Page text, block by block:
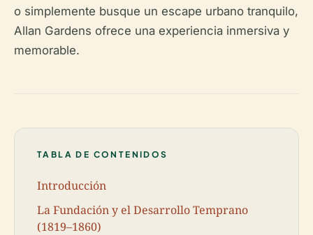
o simplemente busque un escape urbano tranquilo,
Allan Gardens ofrece una experiencia inmersiva y
memorable.
TABLA DE CONTENIDOS
Introducción
La Fundación y el Desarrollo Temprano
(1819–1860)